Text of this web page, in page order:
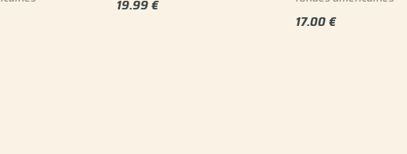
19.99€
17.00€